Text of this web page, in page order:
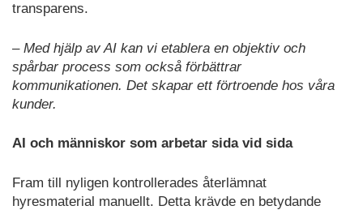
transparens.
– Med hjälp av AI kan vi etablera en objektiv och
spårbar process som också förbättrar
kommunikationen. Det skapar ett förtroende hos våra
kunder.
AI och människor som arbetar sida vid sida
Fram till nyligen kontrollerades återlämnat
hyresmaterial manuellt. Detta krävde en betydande